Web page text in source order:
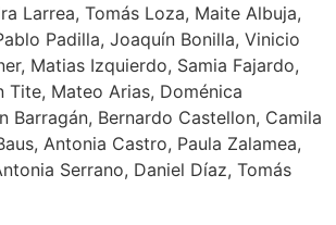
Larrea, Tomás Loza, Maite Albuja,
Padilla, Joaquín Bonilla, Vinicio
Matias Izquierdo, Samia Fajardo,
Tite, Mateo Arias, Doménica
Barragán, Bernardo Castellon, Camila
Antonia Castro, Paula Zalamea,
Serrano, Daniel Díaz, Tomás